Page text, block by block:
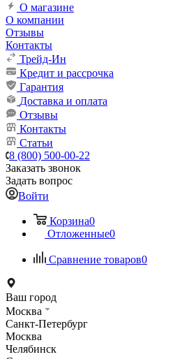
О магазине
О компании
Отзывы
Контакты
Трейд-Ин
Кредит и рассрочка
Гарантия
Доставка и оплата
Отзывы
Контакты
Статьи
8 (800) 500-00-22
Заказать звонок
Задать вопрос
Войти
Корзина0
Отложенные0
Сравнение товаров0
Ваш город
Москва
Санкт-Петербург
Москва
Челябинск